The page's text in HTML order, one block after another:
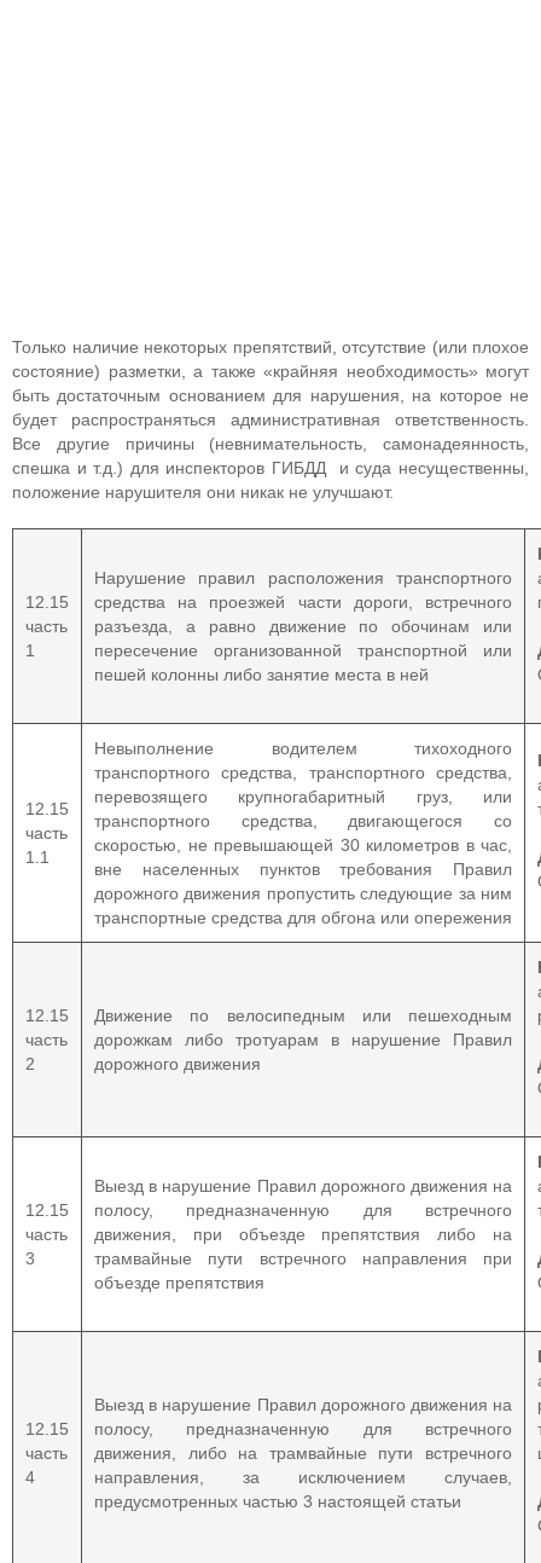
Только наличие некоторых препятствий, отсутствие (или плохое
состояние) разметки, а также «крайняя необходимость» могут
быть достаточным основанием для нарушения, на которое не
будет распространяться административная ответственность.
Все другие причины (невнимательность, самонадеянность,
спешка и т.д.) для инспекторов ГИБДД и суда несущественны,
положение нарушителя они никак не улучшают.
12.15
часть
1
Нарушение правил расположения транспортного
средства на проезжей части дороги, встречного
разъезда, а равно движение по обочинам или
пересечение организованной транспортной или
пешей колонны либо занятие места в ней
12.15
часть
1.1
Невыполнение водителем тихоходного
транспортного средства, транспортного средства,
перевозящего крупногабаритный груз, или
транспортного средства, двигающегося со
скоростью, не превышающей 30 километров в час,
вне населенных пунктов требования Правил
дорожного движения пропустить следующие за ним
транспортные средства для обгона или опережения
12.15
часть
2
Движение по велосипедным или пешеходным
дорожкам либо тротуарам в нарушение Правил
дорожного движения
12.15
часть
3
Выезд в нарушение Правил дорожного движения на
полосу, предназначенную для встречного
движения, при объезде препятствия либо на
трамвайные пути встречного направления при
объезде препятствия
12.15
часть
4
Выезд в нарушение Правил дорожного движения на
полосу, предназначенную для встречного
движения, либо на трамвайные пути встречного
направления, за исключением случаев,
предусмотренных частью 3 настоящей статьи